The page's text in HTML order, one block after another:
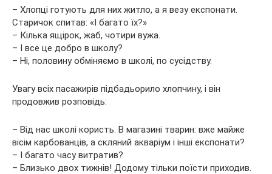
– Хлопці готують для них житло, а я везу експонати.
Старичок спитав: «І багато їх?»
– Кілька ящірок, жаб, чотири вужа.
– І все це добро в школу?
– Ні, половину обміняємо в школі, по сусідству.
Увагу всіх пасажирів підбадьорило хлопчину, і він
продовжив розповідь:
– Від нас школі користь. В магазині тварин: вже майже
вісім карбованців, а скляний акваріум і інші експонати?
– І багато часу витратив?
– Близько двох тижнів! Додому тільки поїсти приходив.